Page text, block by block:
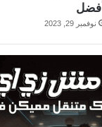
أفضل
نوفمبر 29, 2023